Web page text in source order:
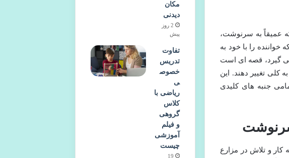
عمیقاً به سرنوشت،
را با خود به
می گیرد، قصه ای است
کلی تغییر دهند. این
جنبه های کلیدی
کار و تلاش در مزارع
مکان
دیدنی
2 روز
پیش
تفاوت
تدریس
خصوص
ی
ریاضی با
کلاس
گروهی
و فیلم
آموزشی
چیست
19